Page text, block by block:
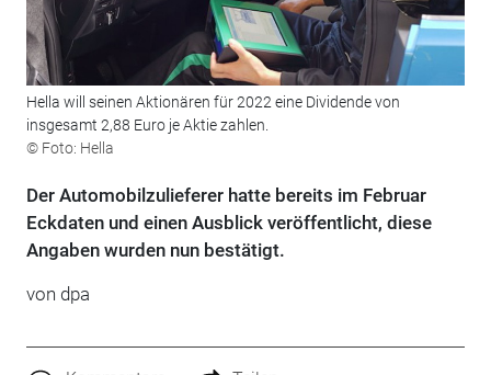
Hella will seinen Aktionären für 2022 eine Dividende von
insgesamt 2,88 Euro je Aktie zahlen.
© Foto: Hella
Der Automobilzulieferer hatte bereits im Februar
Eckdaten und einen Ausblick veröffentlicht, diese
Angaben wurden nun bestätigt.
von dpa